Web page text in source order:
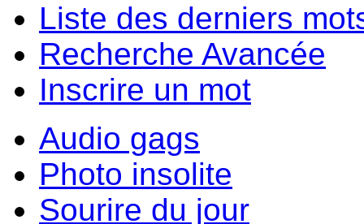
Liste des derniers
Recherche Avancée
Inscrire un mot
Audio gags
Photo insolite
Sourire du jour